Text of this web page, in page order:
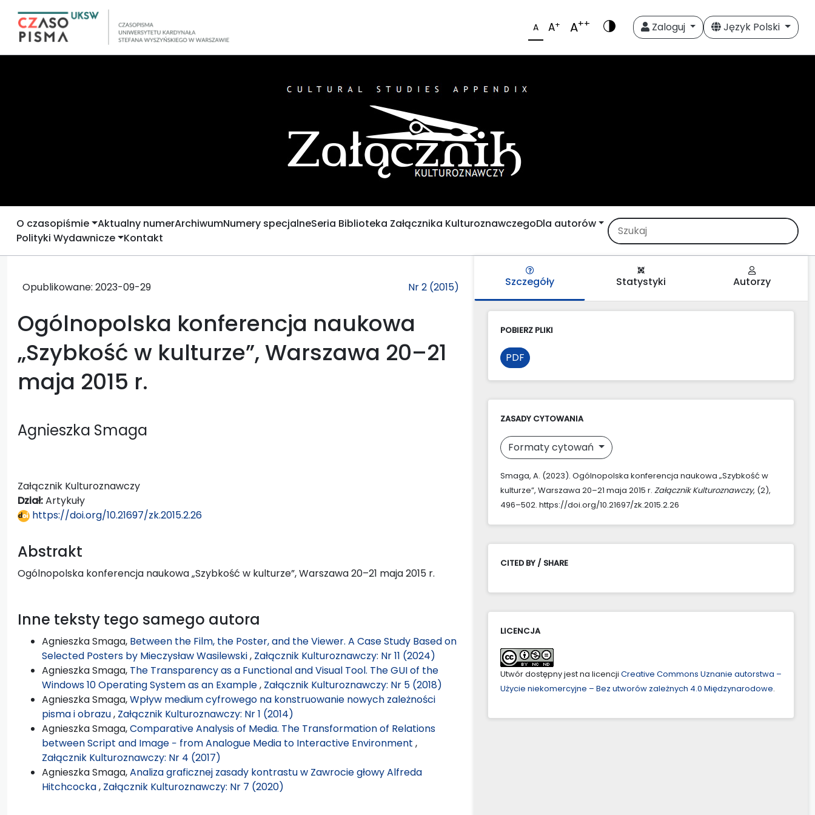
A A+ A++ Zaloguj Język Polski
O czasopiśmie Aktualny numerArchiwumNumery specjalneSeria Biblioteka Załącznika KulturoznawczegoDla autorów
Polityki Wydawnicze Kontakt
Opublikowane: 2023-09-29 Nr 2 (2015)
Ogólnopolska konferencja naukowa
„Szybkość w kulturze”, Warszawa 20–21
maja 2015 r.
Agnieszka Smaga
Załącznik Kulturoznawczy
Dział:Artykuły
https://doi.org/10.21697/zk.2015.2.26
Abstrakt
Ogólnopolska konferencja naukowa „Szybkość w kulturze”, Warszawa 20–21 maja 2015 r.
Inne teksty tego samego autora
Agnieszka Smaga, Between the Film, the Poster, and the Viewer. A Case Study Based on
Selected Posters by Mieczysław Wasilewski, Załącznik Kulturoznawczy: Nr 11 (2024)
Agnieszka Smaga, The Transparency as a Functional and Visual Tool. The GUI of the
Windows 10 Operating System as an Example, Załącznik Kulturoznawczy: Nr 5 (2018)
Agnieszka Smaga,Wpływ medium cyfrowego na konstruowanie nowych zależności
pisma i obrazu, Załącznik Kulturoznawczy: Nr 1 (2014)
Agnieszka Smaga,Comparative Analysis of Media. The Transformation of Relations
between Script and Image − from Analogue Media to Interactive Environment ,
Załącznik Kulturoznawczy: Nr 4 (2017)
Agnieszka Smaga,Analiza graficznej zasady kontrastu w Zawrocie głowy Alfreda
Hitchcocka, Załącznik Kulturoznawczy: Nr 7 (2020)
Szczegóły Statystyki Autorzy
POBIERZ PLIKI
PDF
ZASADY CYTOWANIA
Formaty cytowań
Smaga, A. (2023). Ogólnopolska konferencja naukowa „Szybkość w
kulturze”, Warszawa 20–21 maja 2015 r. Załącznik Kulturoznawczy, (2),
496–502. https://doi.org/10.21697/zk.2015.2.26
CITED BY / SHARE
LICENCJA
Utwór dostępny jest na licencji Creative Commons Uznanie autorstwa –
Użycie niekomercyjne – Bez utworów zależnych 4.0 Międzynarodowe.